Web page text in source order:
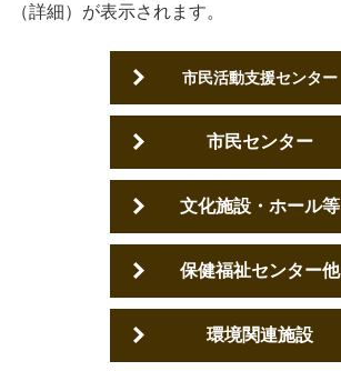
（詳細）が表示されます。
市民活動支援センター
市民センター
文化施設・ホール等
保健福祉センター他
環境関連施設